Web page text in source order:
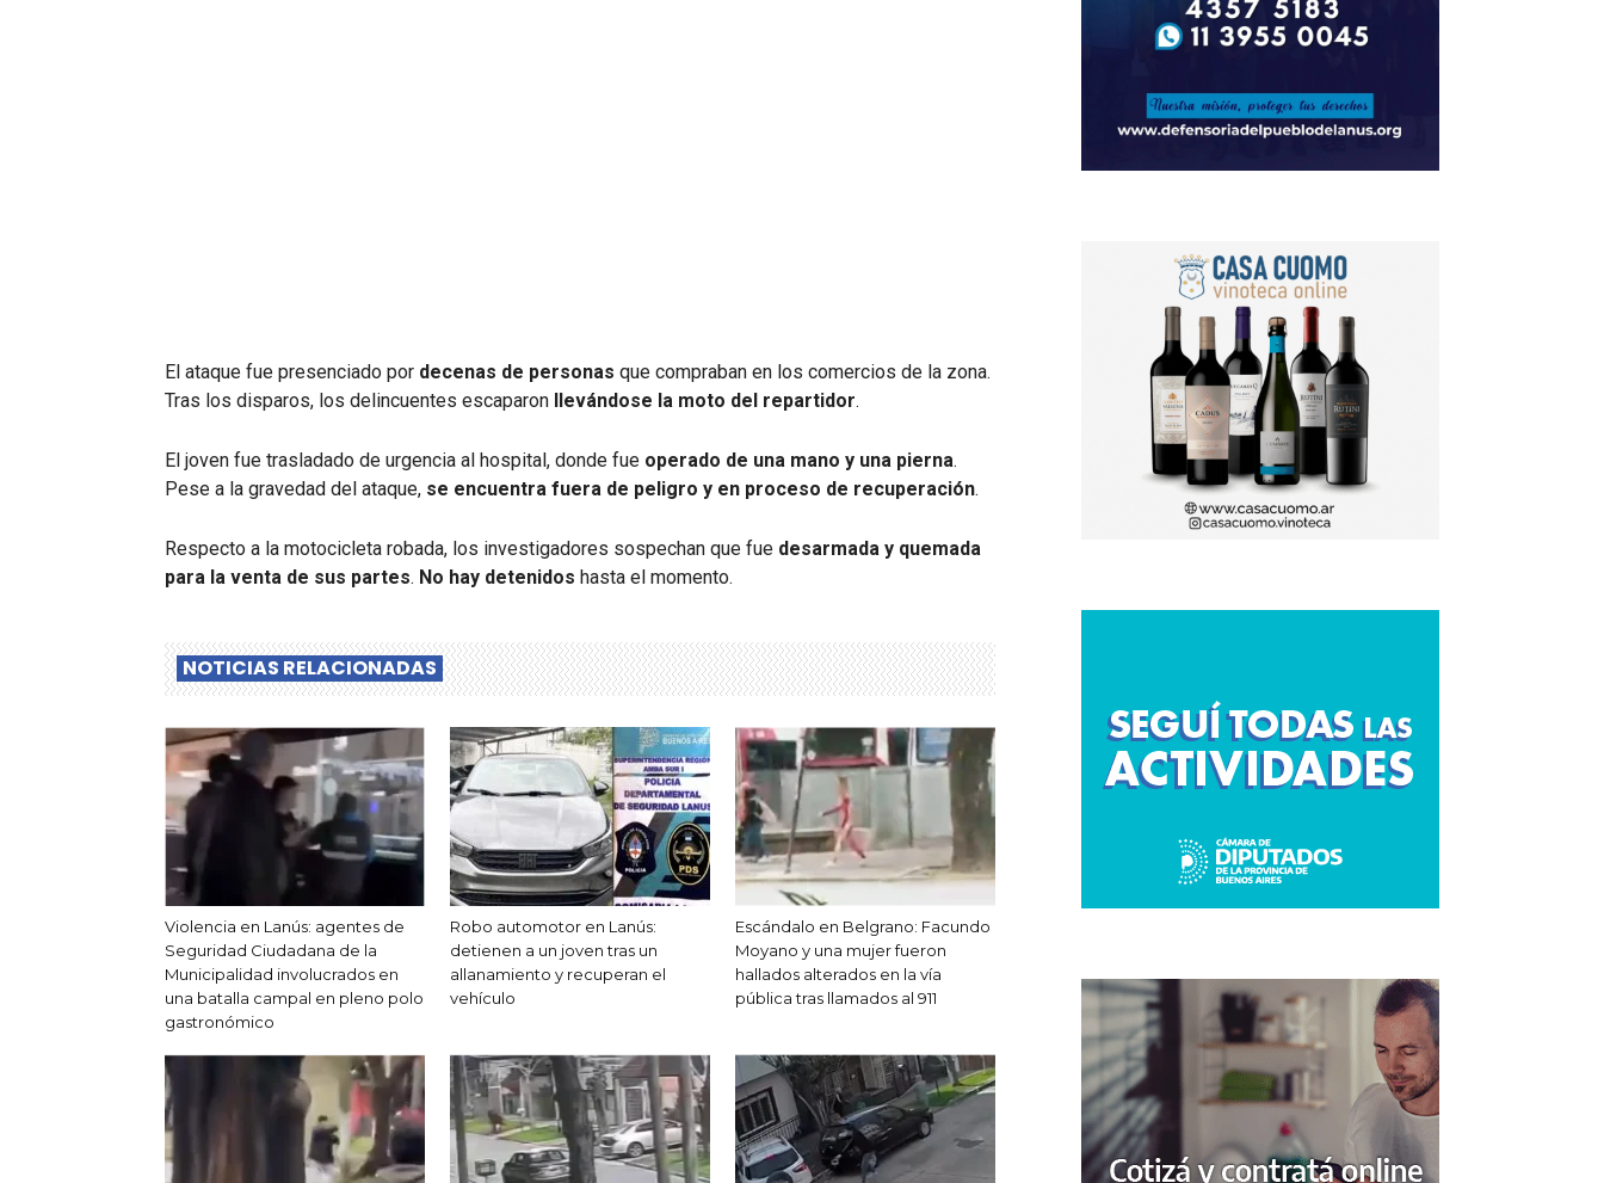
El ataque fue presenciado por decenas de personas que compraban en los comercios de la zona.
Tras los disparos, los delincuentes escaparon llevándose la moto del repartidor.
El joven fue trasladado de urgencia al hospital, donde fue operado de una mano y una pierna.
Pese a la gravedad del ataque, se encuentra fuera de peligro y en proceso de recuperación.
Respecto a la motocicleta robada, los investigadores sospechan que fue desarmada y quemada
para la venta de sus partes. No hay detenidos hasta el momento.
NOTICIAS RELACIONADAS
Violencia en Lanús: agentes de
Seguridad Ciudadana de la
Municipalidad involucrados en
una batalla campal en pleno polo
gastronómico
Robo automotor en Lanús:
detienen a un joven tras un
allanamiento y recuperan el
vehículo
Escándalo en Belgrano: Facundo
Moyano y una mujer fueron
hallados alterados en la vía
pública tras llamados al 911